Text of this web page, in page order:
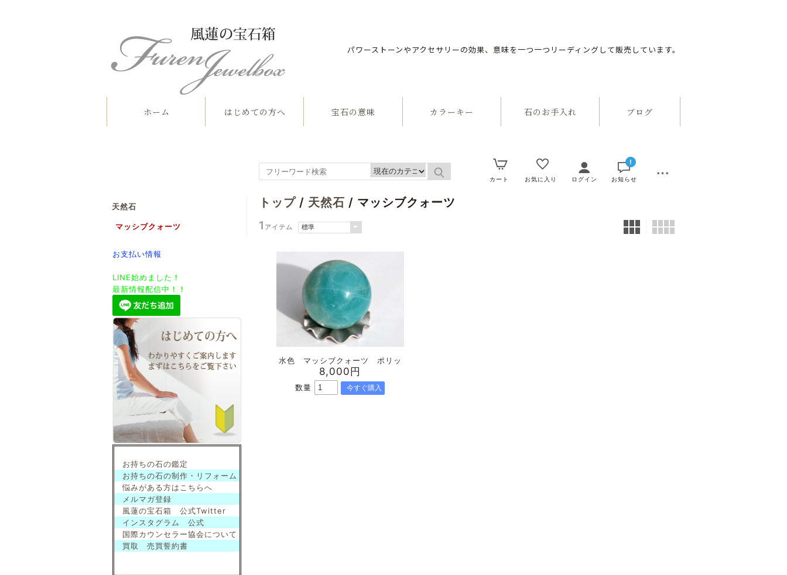
パワーストーンやアクセサリーの効果、意味を一つ一つリーディングして販売しています。
ホーム はじめての方へ 宝石の意味 カラーキー 石のお手入れ ブログ
カート お気に入り ログイン
!
お知らせ
天然石
マッシブクォーツ
お支払い情報
LINE始めました！
最新情報配信中！！
お持ちの石の鑑定
お持ちの石の制作・リフォーム
悩みがある方はこちらへ
メルマガ登録
風蓮の宝石箱 公式Twitter
インスタグラム 公式
国際カウンセラー協会について
買取 売買誓約書
トップ/ 天然石 / マッシブクォーツ
1 アイテム
水色 マッシブクォーツ ポリッ
8,000円
数量